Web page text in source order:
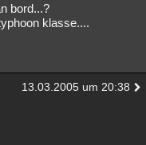
bord...?
klasse....
13.03.2005 um 20:38